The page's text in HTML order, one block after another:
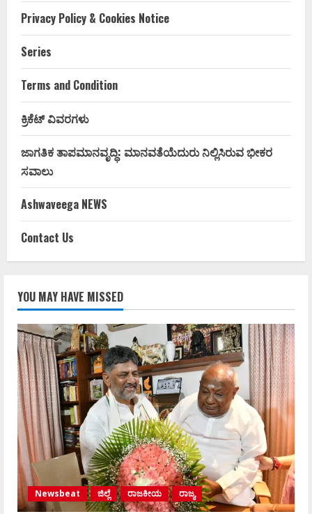
Privacy Policy & Cookies Notice
Series
Terms and Condition
ಕ್ರಿಕೆಟ್ ವಿವರಗಳು
ಜಾಗತಿಕ ತಾಪಮಾನವೃದ್ಧಿ: ಮಾನವತೆಯೆದುರು ನಿಲ್ಲಿಸಿರುವ ಭೀಕರ
ಸವಾಲು
Ashwaveega NEWS
Contact Us
YOU MAY HAVE MISSED
Newsbeat ಜಿಲ್ಲೆ ರಾಜಕೀಯ ರಾಜ್ಯ